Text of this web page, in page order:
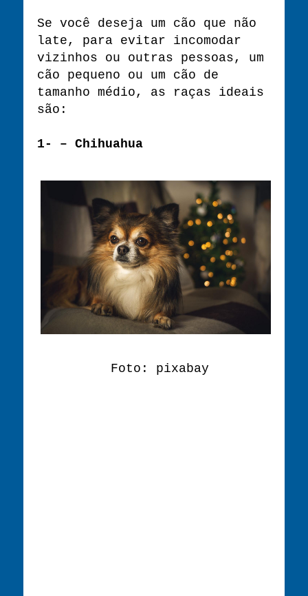
Se você deseja um cão que não
late, para evitar incomodar
vizinhos ou outras pessoas, um
cão pequeno ou um cão de
tamanho médio, as raças ideais
são:
1- – Chihuahua
Foto: pixabay